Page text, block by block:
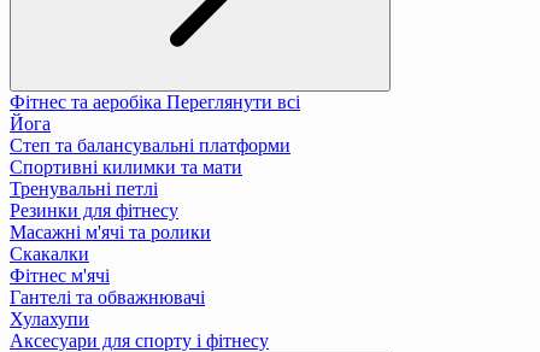
Фітнес та аеробіка Переглянути всі
Йога
Степ та балансувальні платформи
Спортивні килимки та мати
Тренувальні петлі
Резинки для фітнесу
Масажні м'ячі та ролики
Скакалки
Фітнес м'ячі
Гантелі та обважнювачі
Хулахупи
Аксесуари для спорту і фітнесу